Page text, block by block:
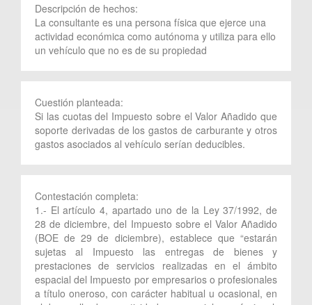
Descripción de hechos:
La consultante es una persona física que ejerce una
actividad económica como autónoma y utiliza para ello
un vehículo que no es de su propiedad
Cuestión planteada:
Si las cuotas del Impuesto sobre el Valor Añadido que
soporte derivadas de los gastos de carburante y otros
gastos asociados al vehículo serían deducibles.
Contestación completa:
1.- El artículo 4, apartado uno de la Ley 37/1992, de
28 de diciembre, del Impuesto sobre el Valor Añadido
(BOE de 29 de diciembre), establece que “estarán
sujetas al Impuesto las entregas de bienes y
prestaciones de servicios realizadas en el ámbito
espacial del Impuesto por empresarios o profesionales
a título oneroso, con carácter habitual u ocasional, en